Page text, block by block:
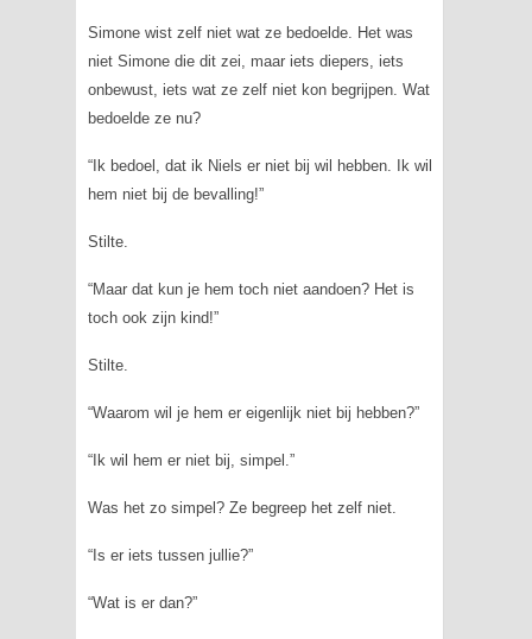
Simone wist zelf niet wat ze bedoelde. Het was
niet Simone die dit zei, maar iets diepers, iets
onbewust, iets wat ze zelf niet kon begrijpen. Wat
bedoelde ze nu?
“Ik bedoel, dat ik Niels er niet bij wil hebben. Ik wil
hem niet bij de bevalling!”
Stilte.
“Maar dat kun je hem toch niet aandoen? Het is
toch ook zijn kind!”
Stilte.
“Waarom wil je hem er eigenlijk niet bij hebben?”
“Ik wil hem er niet bij, simpel.”
Was het zo simpel? Ze begreep het zelf niet.
“Is er iets tussen jullie?”
“Wat is er dan?”